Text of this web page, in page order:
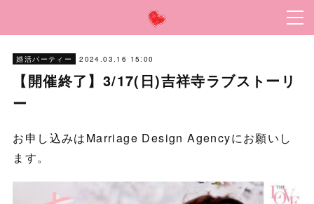
婚活パーティー 2024.03.16 15:00
【開催終了】3/17(日)吉祥寺ラブストーリ
ー
お申し込みはMarriage Design Agencyにお願いし
ます。